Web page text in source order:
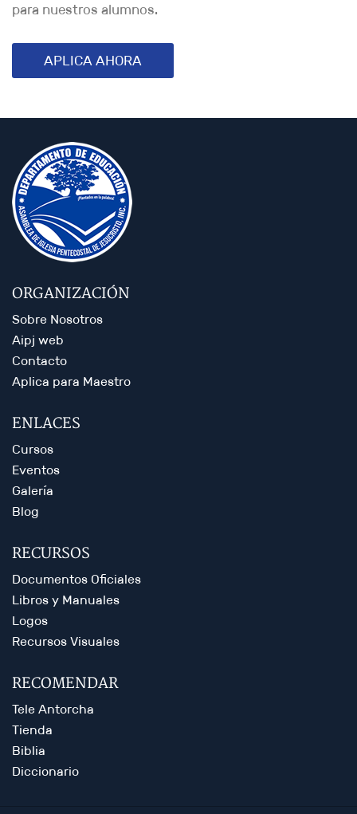
para nuestros alumnos.
APLICA AHORA
ORGANIZACIÓN
Sobre Nosotros
Aipj web
Contacto
Aplica para Maestro
ENLACES
Cursos
Eventos
Galería
Blog
RECURSOS
Documentos Oficiales
Libros y Manuales
Logos
Recursos Visuales
RECOMENDAR
Tele Antorcha
Tienda
Biblia
Diccionario